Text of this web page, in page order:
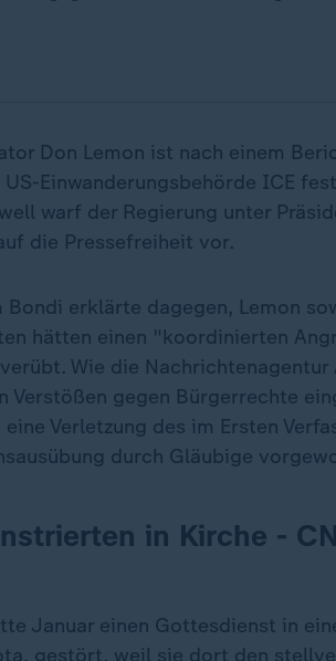
Don Lemon ist nach einem
Einwanderungsbehörde ICE
warf der Regierung unter
die Pressefreiheit vor.
Bondi erklärte dagegen, Lemon
hätten einen "koordinierten
Wie die Nachrichtenagentur
Verstößen gegen Bürgerrechte
Verletzung des im Ersten
durch Gläubige
in Kirche -
Januar einen Gottesdienst in
gestört, weil sie dort den